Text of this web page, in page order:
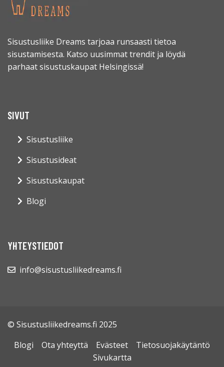
Sisustusliike Dreams tarjoaa runsaasti tietoa
sisustamisesta. Katso uusimmat trendit ja löydä
parhaat sisustuskaupat Helsingissä!
SIVUT
Sisustusliike
Sisustusideat
Sisustuskaupat
Blogi
YHTEYSTIEDOT
info@sisustusliikedreams.fi
© Sisustusliikedreams.fi 2025
Blogi
Ota yhteyttä Evästeet
Tietosuojakäytäntö
Sivukartta